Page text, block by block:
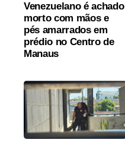
Venezuelano é achado
morto com mãos e
pés amarrados em
prédio no Centro de
Manaus